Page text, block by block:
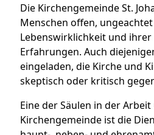
Die Kirchengemeinde St.
Menschen offen,
Lebenswirklichkeit und
Erfahrungen. Auch
eingeladen, die Kirche und
skeptisch oder kritisch
Eine der Säulen in der
Kirchengemeinde ist die